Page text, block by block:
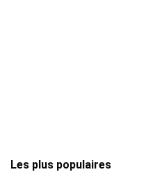
Les plus populaires